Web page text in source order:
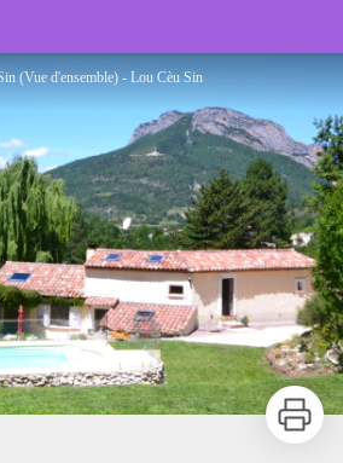
Provençales
(Vue d'ensemble) - Lou Cèu Sin
Imprimer